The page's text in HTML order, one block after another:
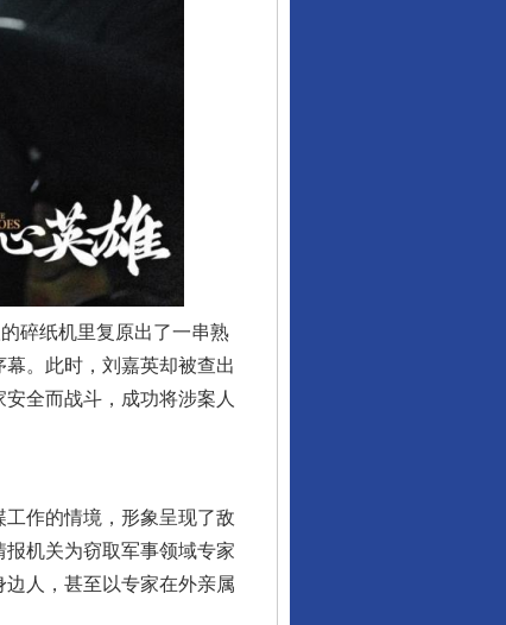
碎纸机里复原出了一串熟
。此时，刘嘉英却被查出
全而战斗，成功将涉案人
作的情境，形象呈现了敌
机关为窃取军事领域专家
人，甚至以专家在外亲属